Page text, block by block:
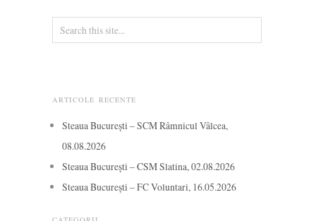
ARTICOLE RECENTE
Steaua București – SCM Râmnicul Vâlcea,
08.08.2026
Steaua București – CSM Slatina, 02.08.2026
Steaua București – FC Voluntari, 16.05.2026